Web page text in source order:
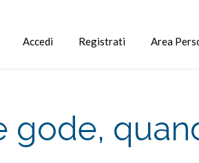
Accedi Registrati Area
gode,